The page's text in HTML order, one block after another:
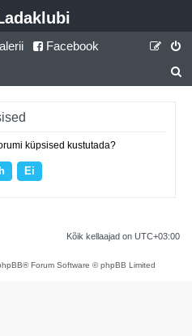
Facebook
t
küpsised kustutada?
Kõik kellaajad on UTC+03:00
Forum Software © phpBB Limited